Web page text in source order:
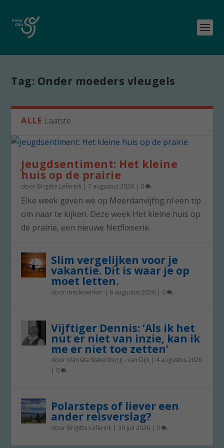
Tag: Onder moeders vleugels
ALLE Laatste
Jeugdsentiment: Het kleine
huis op de prairie
door Brigitte Leferink |7 augustus 2026 | 0
Elke week geven we op Meerdanvijftig.nl een tip
om naar te kijken. Deze week Het kleine huis op
de prairie, een nieuwe Netflixserie.
Slim vergelijken voor je
vakantie. Dit is waar je op
moet letten.
door medewerker | 6 augustus 2026 | 0
Vijftiger Dennis: ‘Als ik het
nut er niet van inzie, kan ik
me er niet toe zetten’
door Mariska Stakenburg - van Dijk | 4 augustus 2026
| 0
Polarsteps of liever een
ander reisverslag?
door Brigitte Leferink | 30 juli 2026 | 0